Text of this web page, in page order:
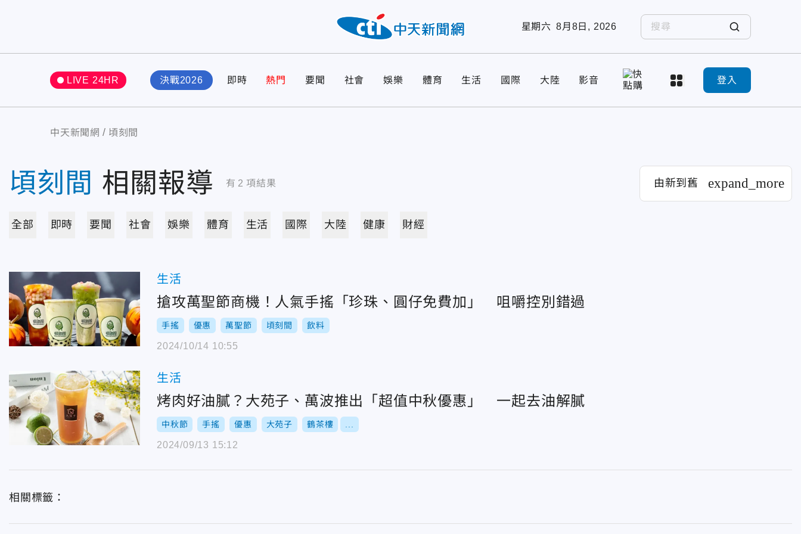
星期六 8月8日, 2026
LIVE 24HR 決戰2026 即時 熱門 要聞 社會 娛樂 體育 生活 國際 大陸 影音 登入
中天新聞網 頃刻間
頃刻間 相關報導 有 2 項結果 由新到舊 expand_more
全部 即時 要聞 社會 娛樂 體育 生活 國際 大陸 健康 財經
生活
搶攻萬聖節商機！人氣手搖「珍珠、圓仔免費加」 咀嚼控別錯過
手搖 優惠 萬聖節 頃刻間 飲料
2024/10/14 10:55
生活
烤肉好油膩？大苑子、萬波推出「超值中秋優惠」 一起去油解膩
中秋節 手搖 優惠 大苑子 鶴茶樓
2024/09/13 15:12
相關標籤：